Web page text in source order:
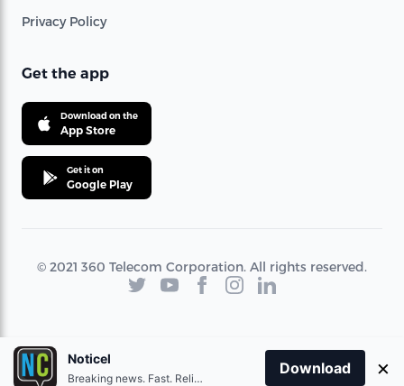
Privacy Policy
Get the app
Download on the
App Store
Get it on
Google Play
© 2021 360 Telecom Corporation. All rights reserved.
Noticel
Breaking news. Fast. Reliable.
Download ×